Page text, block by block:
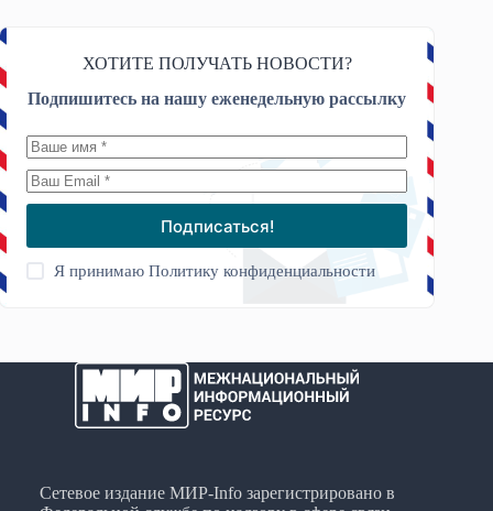
ХОТИТЕ ПОЛУЧАТЬ НОВОСТИ?
Подпишитесь на нашу еженедельную рассылку
Подписаться!
Я принимаюПолитику конфиденциальности
Сетевое издание МИР-Info зарегистрировано в